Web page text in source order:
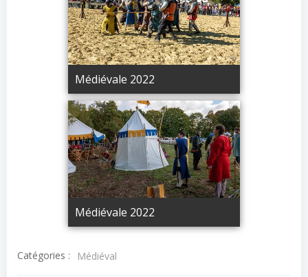
Médiévale 2022
Médiévale 2022
Catégories : Médiéval